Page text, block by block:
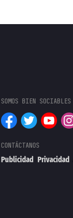
Publicidad Privacidad